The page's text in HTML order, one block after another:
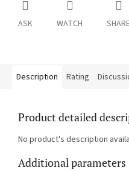
ASK WATCH
Description Rating
Product detailed
No product's description
Additional parameters